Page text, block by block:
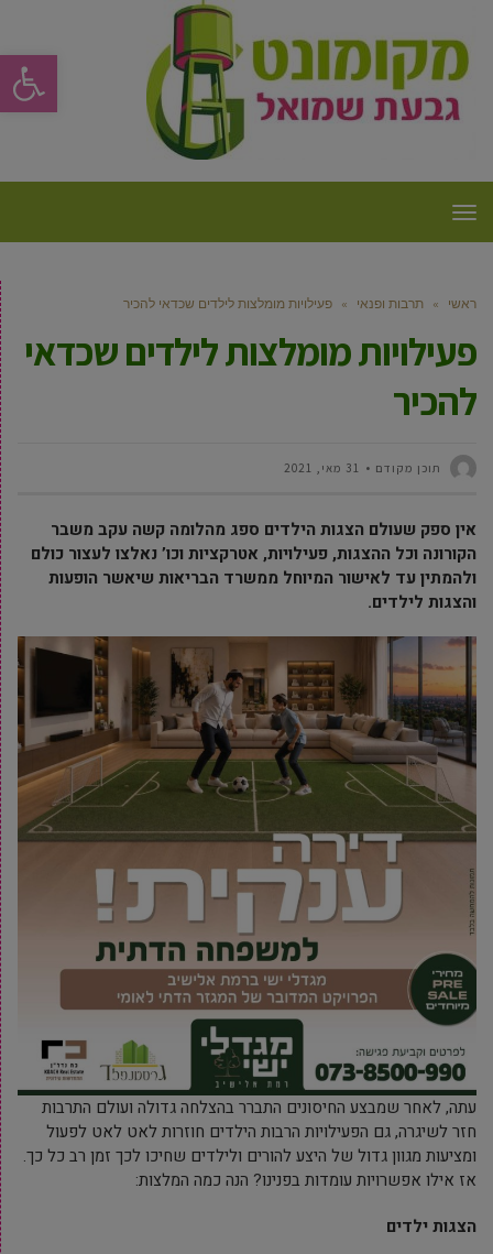
פתח
תפריט
ראשי » תרבות ופנאי » פעילויות מומלצות לילדים שכדאי להכיר
פעילויות מומלצות לילדים שכדאי
להכיר
תוכן מקודם 31 מאי, 2021
אין ספק שעולם הצגות הילדים ספג מהלומה קשה עקב משבר
הקורונה וכל ההצגות, פעילויות, אטרקציות וכו’ נאלצו לעצור כולם
ולהמתין עד לאישור המיוחל ממשרד הבריאות שיאשר הופעות
והצגות לילדים.
עתה, לאחר שמבצע החיסונים התברר בהצלחה גדולה ועולם התרבות
חזר לשיגרה, גם הפעילויות הרבות הילדים חוזרות לאט לאט לפעול
ומציעות מגוון גדול של היצע להורים ולילדים שחיכו לכך זמן רב כל כך.
אז אילו אפשרויות עומדות בפנינו? הנה כמה המלצות:
הצגות ילדים